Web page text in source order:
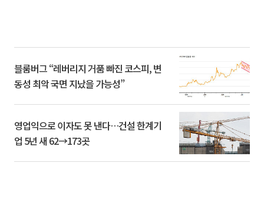
블룸버그 “레버리지 거품 빠진 코스피, 변
동성 최악 국면 지났을 가능성”
영업익으로 이자도 못 낸다…건설 한계기
업 5년 새 62→173곳